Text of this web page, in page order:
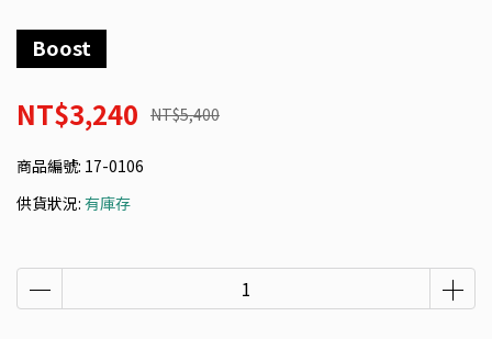
Boost
NT$3,240 NT$5,400
商品編號: 17-0106
供貨狀況: 有庫存